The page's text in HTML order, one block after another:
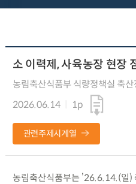
소 이력제, 사육농장 현장
농림축산식품부 식량정책실 축
2026.06.14
1p
관련주제시계열
농림축산식품부는 ’26.6.14.(일)